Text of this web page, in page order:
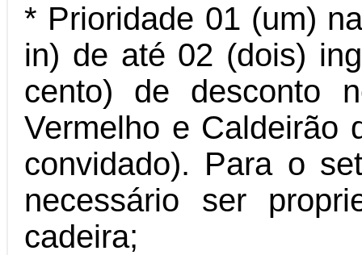
* Prioridade 01 (um)
in) de até 02 (dois)
cento) de desconto
Vermelho e Caldeirão
convidado). Para o
necessário ser
cadeira;